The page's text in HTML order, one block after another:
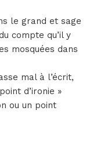
le grand et sage
compte qu’il y
mosquées dans
mal à l’écrit,
d’ironie »
ou un point